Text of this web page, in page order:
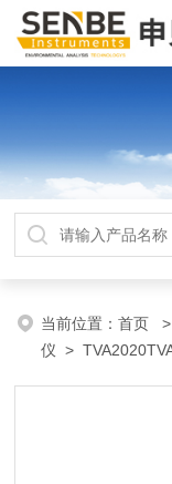
当前位置：首页 >
仪 >